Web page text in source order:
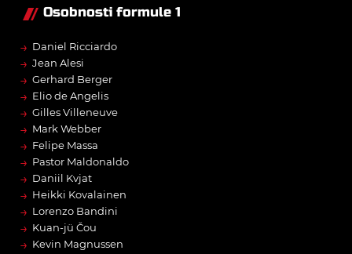
Osobnosti formule 1
→ Daniel Ricciardo
→ Jean Alesi
→ Gerhard Berger
→ Elio de Angelis
→ Gilles Villeneuve
→ Mark Webber
→ Felipe Massa
→ Pastor Maldonaldo
→ Daniil Kvjat
→ Heikki Kovalainen
→ Lorenzo Bandini
→ Kuan-jü Čou
→ Kevin Magnussen